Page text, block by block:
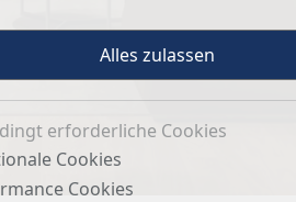
erforderliche Cookies
Cookies
Cookies